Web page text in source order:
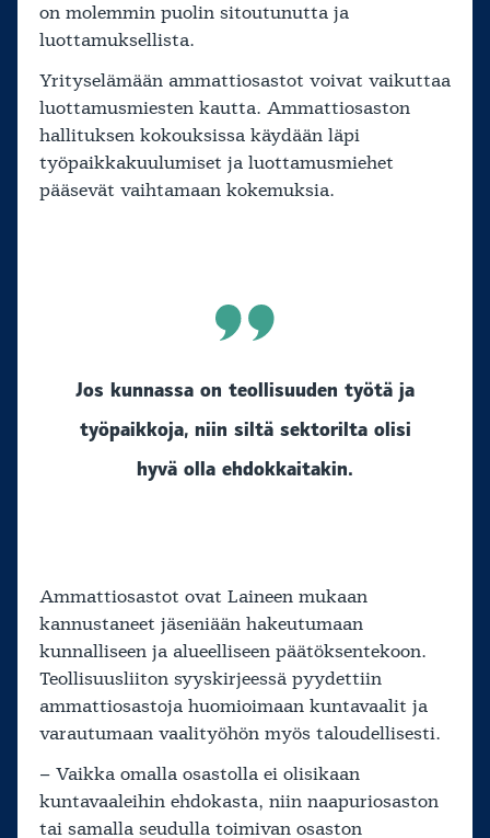
on molemmin puolin sitoutunutta ja
luottamuksellista.
Yrityselämään ammattiosastot voivat vaikuttaa
luottamusmiesten kautta. Ammattiosaston
hallituksen kokouksissa käydään läpi
työpaikkakuulumiset ja luottamusmiehet
pääsevät vaihtamaan kokemuksia.
Jos kunnassa on teollisuuden työtä ja
työpaikkoja, niin siltä sektorilta olisi
hyvä olla ehdokkaitakin.
Ammattiosastot ovat Laineen mukaan
kannustaneet jäseniään hakeutumaan
kunnalliseen ja alueelliseen päätöksentekoon.
Teollisuusliiton syyskirjeessä pyydettiin
ammattiosastoja huomioimaan kuntavaalit ja
varautumaan vaalityöhön myös taloudellisesti.
– Vaikka omalla osastolla ei olisikaan
kuntavaaleihin ehdokasta, niin naapuriosaston
tai samalla seudulla toimivan osaston